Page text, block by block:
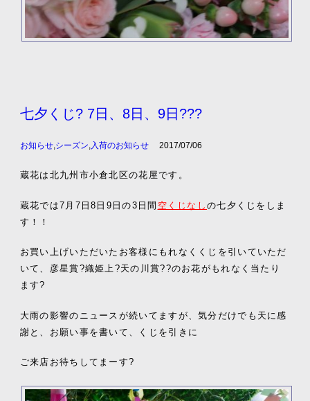
七夕くじ? 7日、8日、9日???
お知らせ,シーズン,入荷のお知らせ 2017/07/06
蔵花は北九州市小倉北区の花屋です。
蔵花では7月7日8日9日の3日間 空くじなしの七夕くじをしま
す！！
お買い上げいただいたお客様にもれなくくじを引いていただ
いて、彦星賞?織姫上?天の川賞??のお花がもれなく当たり
ます?
大雨の影響のニュースが続いてますが、気分だけでも天に感
謝と、お願い事を書いて、くじを引きに
ご来店お待ちしてまーす?